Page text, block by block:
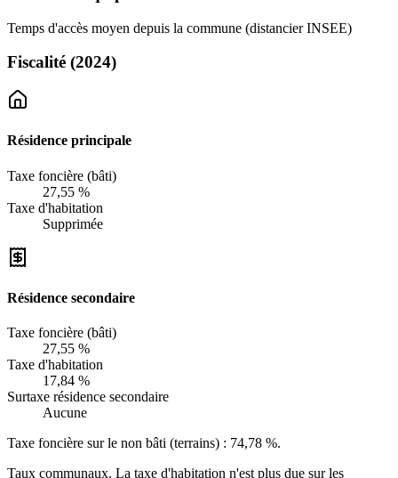
Temps d'accès moyen depuis la commune (distancier INSEE)
Fiscalité (2024)
Résidence principale
Taxe foncière (bâti)
27,55 %
Taxe d'habitation
Supprimée
Résidence secondaire
Taxe foncière (bâti)
27,55 %
Taxe d'habitation
17,84 %
Surtaxe résidence secondaire
Aucune
Taxe foncière sur le non bâti (terrains) : 74,78 %.
Taux communaux. La taxe d'habitation n'est plus due sur les